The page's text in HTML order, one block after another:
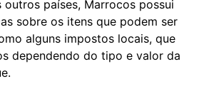
países, Marrocos possui
sobre os itens que podem ser
alguns impostos locais, que
dependendo do tipo e valor da